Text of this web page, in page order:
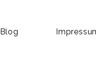
Blog